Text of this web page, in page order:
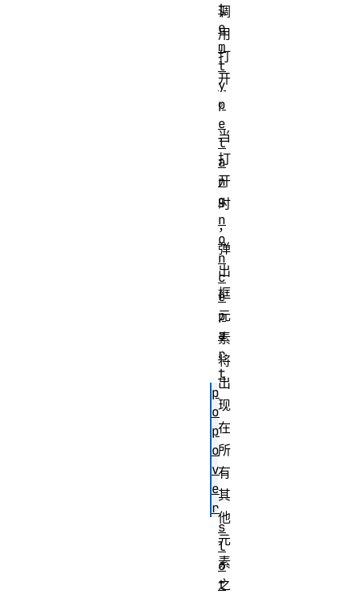
调
用
打
开
。
当
打
开
时
，
弹
出
框
元
素
将
出
现
在
所
有
其
他
元
素
之
t
e
m
t
y
p
e
l
a
n
g
n
o
n
c
e
p
a
r
t
p
o
p
o
v
e
r
s
l
o
t